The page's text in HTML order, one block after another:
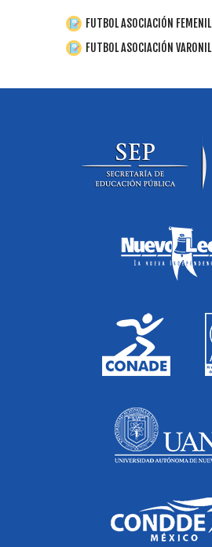
FUTBOL ASOCIACIÓN FEMENIL
FUTBOL ASOCIACIÓN VARONIL